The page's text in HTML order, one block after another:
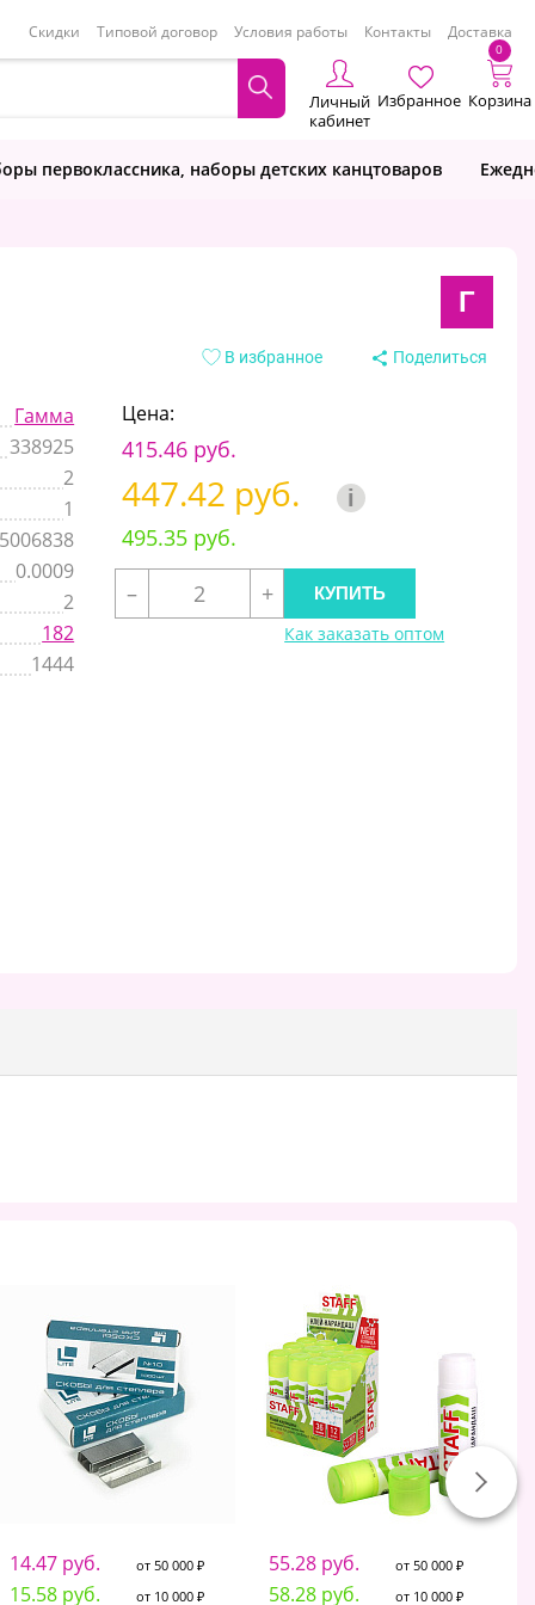
Скидки Типовой договор Условия работы Контакты Доставка
Личный
кабинет
Избранное
0
Корзина
первоклассника, наборы детских канцтоваров
Г
В избранное Поделиться
Гамма
338925
2
1
0.0009
2
182
1444
Цена:
415.46 руб.
447.42 руб. i
495.35 руб.
–
+
Как заказать оптом
14.47 руб. от 50 000 ₽
15.58 руб. от 10 000 ₽
55.28 руб. от 50 000 ₽
58.28 руб. от 10 000 ₽